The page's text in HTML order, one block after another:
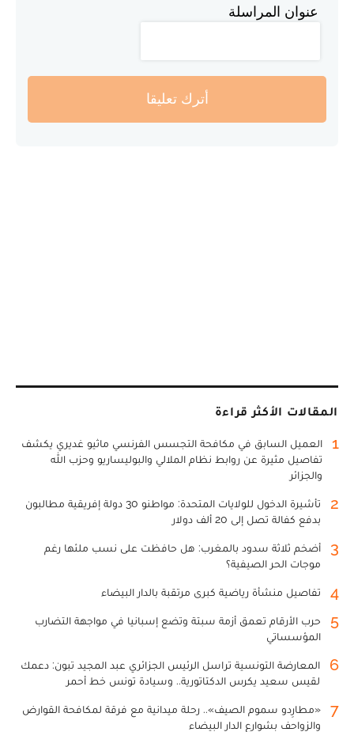
عنوان المراسلة
أترك تعليقا
المقالات الأكثر قراءة
1
العميل السابق في مكافحة التجسس الفرنسي ماثيو غديري يكشف
تفاصيل مثيرة عن روابط نظام الملالي والبوليساريو وحزب الله
والجزائر
2
تأشيرة الدخول للولايات المتحدة: مواطنو 30 دولة إفريقية مطالبون
بدفع كفالة تصل إلى 20 ألف دولار
3
أضخم ثلاثة سدود بالمغرب: هل حافظت على نسب ملئها رغم
موجات الحر الصيفية؟
4 تفاصيل منشأة رياضية كبرى مرتقبة بالدار البيضاء
5
حرب الأرقام تعمق أزمة سبتة وتضع إسبانيا في مواجهة التضارب
المؤسساتي
6
المعارضة التونسية تراسل الرئيس الجزائري عبد المجيد تبون: دعمك
لقيس سعيد يكرس الدكتاتورية.. وسيادة تونس خط أحمر
7
«مطارِدو سموم الصيف».. رحلة ميدانية مع فرقة لمكافحة القوارض
والزواحف بشوارع الدار البيضاء